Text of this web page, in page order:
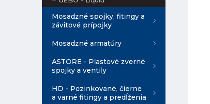
Mosadzné spojky, fitingy a
závitové prípojky
Mosadzné armatúry
ASTORE - Plastové zverné
spojky a ventily
HD - Pozinkované, čierne
a varné fitingy a predĺženia